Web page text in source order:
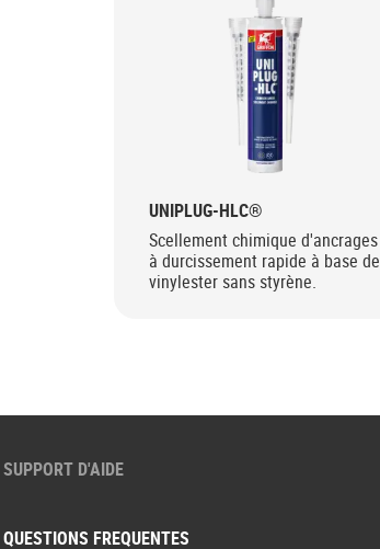
UNIPLUG-HLC®
Scellement chimique d'ancrages
à durcissement rapide à base de
vinylester sans styrène.
SUPPORT D'AIDE
QUESTIONS FREQUENTES